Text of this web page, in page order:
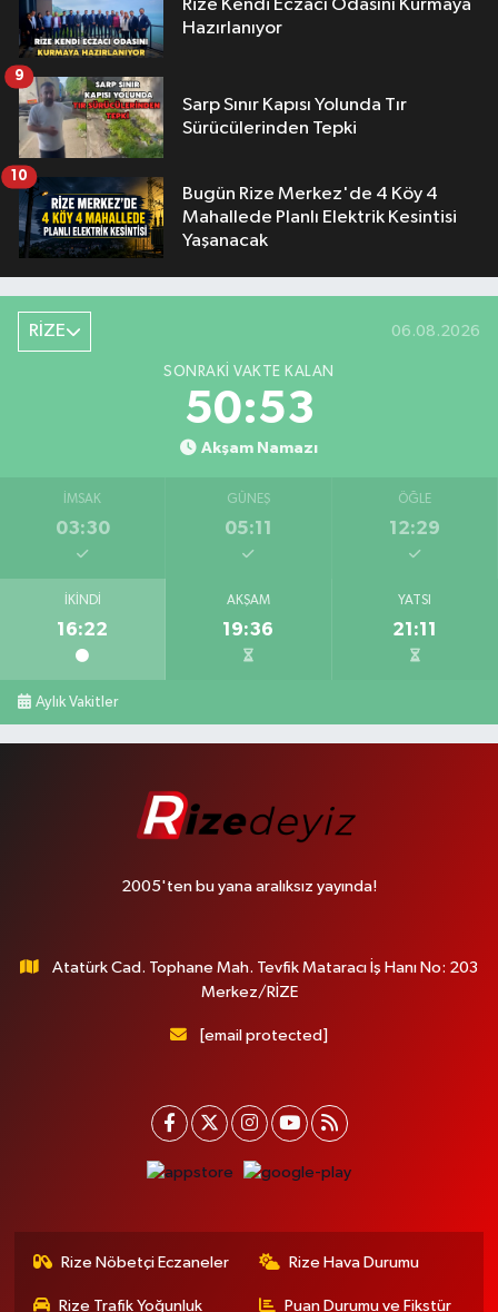
Rize Kendi Eczacı Odasını Kurmaya
Hazırlanıyor
Sarp Sınır Kapısı Yolunda Tır
Sürücülerinden Tepki
9
Bugün Rize Merkez'de 4 Köy 4
Mahallede Planlı Elektrik Kesintisi
Yaşanacak
10
RİZE 06.08.2026
SONRAKI VAKTE KALAN
50:52
Akşam Namazı
İMSAK
03:30
GÜNEŞ
05:11
ÖĞLE
12:29
İKINDI
16:22
AKŞAM
19:36
YATSI
21:11
Aylık Vakitler
2005'ten bu yana aralıksız yayında!
Atatürk Cad. Tophane Mah. Tevfik Mataracı İş Hanı No: 203
Merkez/RİZE
[email protected]
Rize Nöbetçi Eczaneler Rize Hava Durumu
Rize Trafik Yoğunluk Puan Durumu ve Fikstür